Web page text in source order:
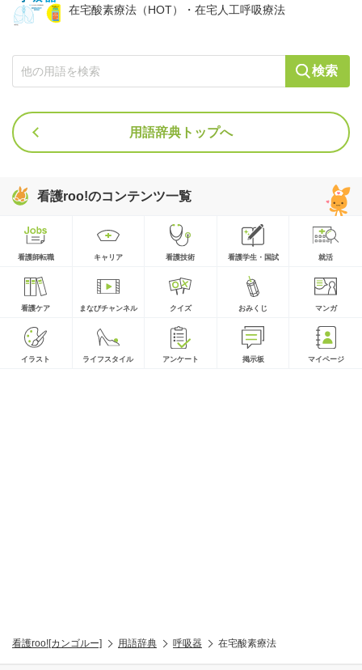
在宅酸素療法（HOT）・在宅人工呼吸療法
検索
用語辞典トップへ
看護roo!のコンテンツ一覧
看護師転職 キャリア 看護技術 看護学生・国試 就活
看護ケア まなびチャンネル クイズ おみくじ マンガ
イラスト ライフスタイル アンケート 掲示板 マイページ
看護roo![カンゴルー] 用語辞典 呼吸器 在宅酸素療法